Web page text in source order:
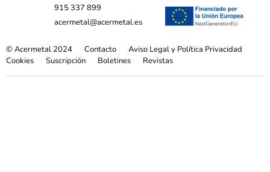
915 337 899
acermetal@acermetal.es
© Acermetal 2024 Contacto
Aviso Legal y Política Privacidad
Cookies
Suscripción Boletines Revistas